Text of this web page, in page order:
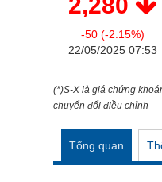
-50 (-2.15%)
22/05/2025 07:53
(*)S-X là giá chứng
chuyển đổi điều chỉnh
Tổng quan
THẾ GIỚI
ĐÔNG DƯƠNG
PHÂN TÍCH
VS-SECTOR